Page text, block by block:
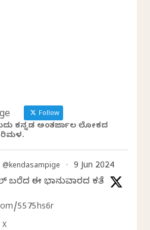
Follow
ಕನ್ನಡ ಅಂತರ್ಜಾಲ ಲೋಕದ
@kendasampige · 9 Jun 2024
ಈ ಭಾನುವಾರದ ಕತೆ
5575hs6r
X